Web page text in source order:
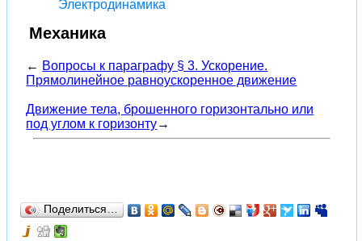
Электродинамика
Механика
← Вопросы к параграфу § 3. Ускорение.
Прямолинейное равноускоренное движение
Движение тела, брошенного горизонтально или
под углом к горизонту→
Поделиться…